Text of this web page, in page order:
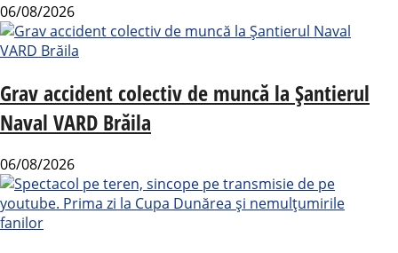
06/08/2026
Grav accident colectiv de muncă la Șantierul
Naval VARD Brăila
06/08/2026